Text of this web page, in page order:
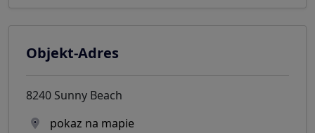
Objekt-Adres
8240 Sunny Beach
pokaz na mapie